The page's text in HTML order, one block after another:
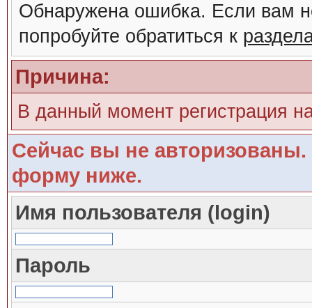
Обнаружена ошибка. Если вам
попробуйте обратиться к
Причина:
В данный момент регистрация
Сейчас вы не авторизованы.
форму ниже.
Имя пользователя (login)
Пароль